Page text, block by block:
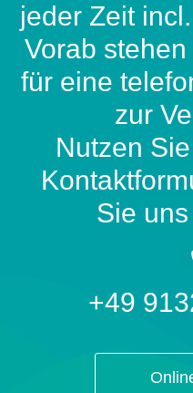
jeder Zeit
Vorab
für eine
zur
Nutzen
Sie
+49